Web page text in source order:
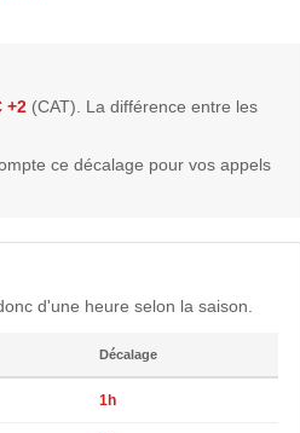
+2 (CAT). La différence entre les
ce décalage pour vos appels
d'une heure selon la saison.
Décalage
1h